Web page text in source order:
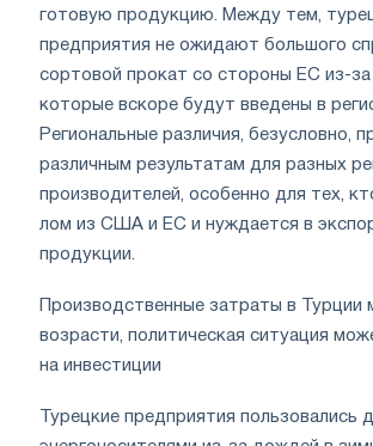
готовую продукцию. Между тем,
предприятия не ожидают большого
сортовой прокат со стороны ЕС из-за
которые вскоре будут введены в
Региональные различия, безусловно,
различным результатам для разных
производителей, особенно для тех,
лом из США и ЕС и нуждается в
продукции.
Производственные затраты в Турции
возрасти, политическая ситуация
на инвестиции
Турецкие предприятия пользовались